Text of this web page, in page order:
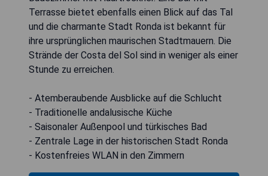
Terrasse bietet ebenfalls einen Blick auf das Tal
und die charmante Stadt Ronda ist bekannt für
ihre ursprünglichen maurischen Stadtmauern. Die
Strände der Costa del Sol sind in weniger als einer
Stunde zu erreichen.
- Atemberaubende Ausblicke auf die Schlucht
- Traditionelle andalusische Küche
- Saisonaler Außenpool und türkisches Bad
- Zentrale Lage in der historischen Stadt Ronda
- Kostenfreies WLAN in den Zimmern